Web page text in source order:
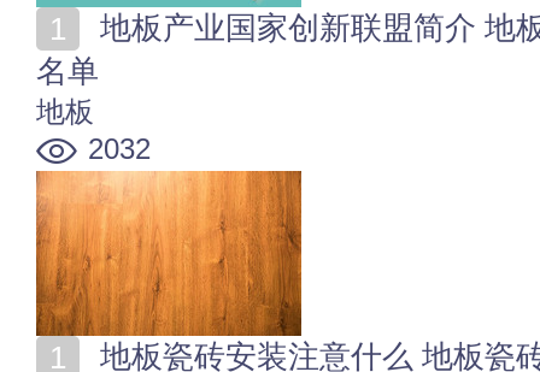
名单
地板
2032
地板瓷砖安装注意什么 地板瓷